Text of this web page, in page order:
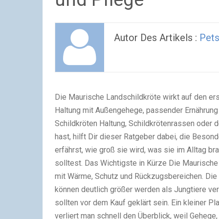
Autor Des Artikels :
Die Maurische Landschildkröte wirkt auf den ersten Blick unkompliziert, braucht aber eine gut geplante Haltung mit Außengehege, passender Ernährung und genauer Vorbereitung. Wenn Du Dich bereits mit Schildkröten Haltung, Schildkrötenrassen oder dem Thema Griechische Landschildkröte halten beschäftigt hast, hilft Dir dieser Ratgeber dabei, die Besonderheiten von Testudo graeca besser einzuordnen. Du erfährst, wie groß sie wird, was sie im Alltag braucht und welche Fehler Du vor dem Kauf vermeiden solltest. Das Wichtigste in Kürze Die Maurische Landschildkröte braucht ein strukturiertes Außengehege mit Wärme, Schutz und Rückzugsbereichen. Die Größe hängt von Unterart und Geschlecht ab; Weibchen können deutlich größer werden als Jungtiere vermuten lassen. Futter, Winterstarre und rechtliche Unterlagen sollten vor dem Kauf geklärt sein. Ein kleiner Planungstipp für die Ausstattung Gerade bei Landschildkröten verliert man schnell den Überblick, weil Gehege, Frühbeet, Wärme, UV-Versorgung, Wasserstelle und Futterpflanzen zusammenpassen müssen. Die Schildkröten-Liste* kann als kompakte Orientierung helfen, wenn Du erst einmal sammeln möchtest, was für die Haltung wirklich relevant ist. Sinnvoll ist sie vor allem dann, wenn Du ein Außengehege planst und Ausstattung nicht wahllos zusammensuchen willst. Was ist eine Maurische Landschildkröte? Die Maurische Landschildkröte heißt wissenschaftlich Testudo graeca. Sie gehört zu den europäischen beziehungsweise mediterranen Landschildkröten, kommt aber nicht nur in Europa vor. Je nach Unterart bewohnt sie Regionen in Europa, Nordafrika und Westasien. Die Reptilienauffangstation München beschreibt Testudo graeca als Art mit mehreren Unterarten und unterschiedlichen Herkunftsregionen. Für Halter ist diese Einordnung wichtig, weil „Maurische Landschildkröte“ nicht automatisch bedeutet, dass jedes Tier exakt dieselben Ansprüche hat. Die Unterart kann Einfluss auf Größe, Herkunftsklima und Winterverhalten haben. Deshalb reicht es vor dem Kauf nicht, nur den deutschen Artnamen zu kennen. Im Alltag zeigt sich das besonders bei der Frage nach Winterstarre, Temperatur und Gehegeplanung. Ein Jungtier wirkt oft klein und überschaubar. Einige Jahre später braucht es aber deutlich mehr Platz, mehr Struktur und eine Haltung, die zur tatsächlichen Unterart passt. Wie groß wird eine Maurische Landschildkröte? Die Größe hängt stark von Unterart, Geschlecht und Herkunft ab. Häufig werden Maurische Landschildkröten etwa 20 bis 25 Zentimeter groß. Weibchen können je nach Unterart deutlich größer werden; für Testudo graeca ibera werden auch größere Weibchen beschrieben. Das ist für die Haltung entscheidend. Wer nur ein kleines Jungtier sieht, unterschätzt schnell den späteren Platzbedarf. Ein Gehege, das für ein Jungtier noch großzügig wirkt, kann für ein erwachsenes Tier zu knapp, zu einheitlich oder zu wenig strukturiert sein. Bereich Bedeutung für die Haltung Jungtier braucht Schutz, Wärme, Übersicht und sichere Begrenzung adultes Tier benötigt mehr Fläche, feste Zonen und stabile Gehegestruktur Weibchen können je nach Unterart größer werden und mehr Platz beanspruchen mehrere Tiere brauchen Ausweichbereiche und bei Bedarf Trennmöglichkeiten Eine gute Planung beginnt deshalb nicht mit der Frage, wo das Tier heute hineinpasst. Wichtiger ist die Frage, wie das Gehege in einigen Jahren funktionieren wird. Woran erkennt man die Besonderheiten von Testudo graeca? Die Maurische Landschildkröte wird oft mit anderen Landschildkröten verglichen, besonders mit der Griechischen Landschildkröte. Typische Merkmale sind unter anderem die Sporne an den Oberschenkeln, kräftige Schuppen an den Vorderbeinen und meist ein ungeteilter Schwanzschild. Diese Merkmale werden in Artbeschreibungen zur Unterscheidung genannt. Für Anfänger ist das trotzdem kein sicherer Selbsttest. Jungtiere können schwer einzuordnen sein, und auch Unterarten unterscheiden sich. Deshalb sollten Kaufinteressierte nicht nur nach Fotos entscheiden, sondern auf korrekte Papiere, Herkunftsnachweis und die genaue Bezeichnung achten. Ein typischer Fehler entsteht genau hier: Man kauft „eine Landschildkröte“, richtet ein allgemeines Gehege ein und merkt später, dass Futter, Winterstarre oder Temperaturführung genauer geplant werden müssen. Je früher die Unterart geklärt ist, desto besser lässt sich die Haltung vorbereiten. [BILD1] Welche Haltung braucht die Maurische Landschildkröte? Die Maurische Landschildkröte ist ein wechselwarmes Tier. Sie braucht Wärme, UV-Licht, Rückzugsorte,